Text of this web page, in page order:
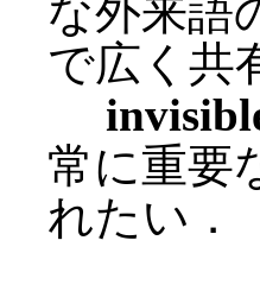
な外来語
で広く共
常に重要
れたい．